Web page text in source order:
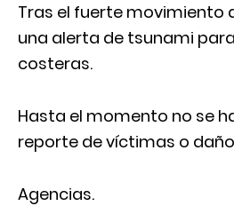
Tras el fuerte movimiento
una alerta de tsunami
costeras.
Hasta el momento no se
reporte de víctimas o
Agencias.